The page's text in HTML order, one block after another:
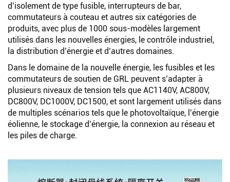
d’isolement de type fusible, interrupteurs de bar,
commutateurs à couteau et autres six catégories de
produits, avec plus de 1000 sous-modèles largement
utilisés dans les nouvelles énergies, le contrôle industriel,
la distribution d’énergie et d’autres domaines.
Dans le domaine de la nouvelle énergie, les fusibles et les
commutateurs de soutien de GRL peuvent s’adapter à
plusieurs niveaux de tension tels que AC1140V, AC800V,
DC800V, DC1000V, DC1500, et sont largement utilisés dans
de multiples scénarios tels que le photovoltaïque, l’énergie
éolienne, le stockage d’énergie, la connexion au réseau et
les piles de charge.
Rechercher